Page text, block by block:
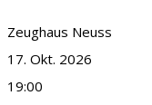
Zeughaus Neuss
17. Okt. 2026
19:00